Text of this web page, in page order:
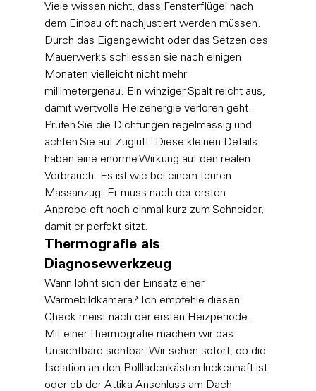
Viele wissen nicht, dass Fensterflügel nach
dem Einbau oft nachjustiert werden müssen.
Durch das Eigengewicht oder das Setzen des
Mauerwerks schliessen sie nach einigen
Monaten vielleicht nicht mehr
millimetergenau. Ein winziger Spalt reicht aus,
damit wertvolle Heizenergie verloren geht.
Prüfen Sie die Dichtungen regelmässig und
achten Sie auf Zugluft. Diese kleinen Details
haben eine enorme Wirkung auf den realen
Verbrauch. Es ist wie bei einem teuren
Massanzug: Er muss nach der ersten
Anprobe oft noch einmal kurz zum Schneider,
damit er perfekt sitzt.
Thermografie als
Diagnosewerkzeug
Wann lohnt sich der Einsatz einer
Wärmebildkamera? Ich empfehle diesen
Check meist nach der ersten Heizperiode.
Mit einer Thermografie machen wir das
Unsichtbare sichtbar. Wir sehen sofort, ob die
Isolation an den Rollladenkästen lückenhaft ist
oder ob der Attika-Anschluss am Dach